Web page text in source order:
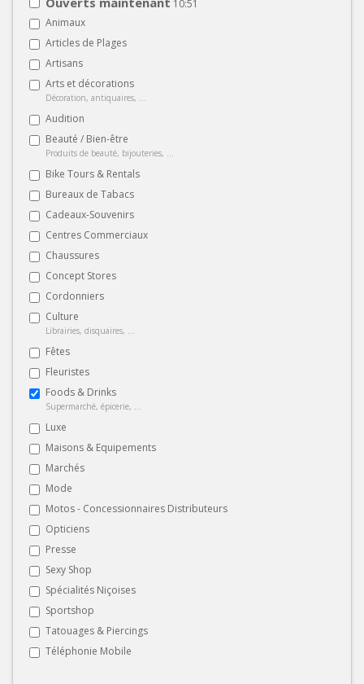
10:51
Animaux
Articles de Plages
Artisans
Arts et décorations
Décoration, antiquaires, ...
Audition
Beauté / Bien-être
Produits de beauté, bijouteries, ...
Bike Tours & Rentals
Bureaux de Tabacs
Cadeaux-Souvenirs
Centres Commerciaux
Chaussures
Concept Stores
Cordonniers
Culture
Librairies, disquaires, ...
Fêtes
Fleuristes
Foods & Drinks
Supermarché, épicerie, ...
Luxe
Maisons & Equipements
Marchés
Mode
Motos - Concessionnaires Distributeurs
Opticiens
Presse
Sexy Shop
Spécialités Niçoises
Sportshop
Tatouages & Piercings
Téléphonie Mobile